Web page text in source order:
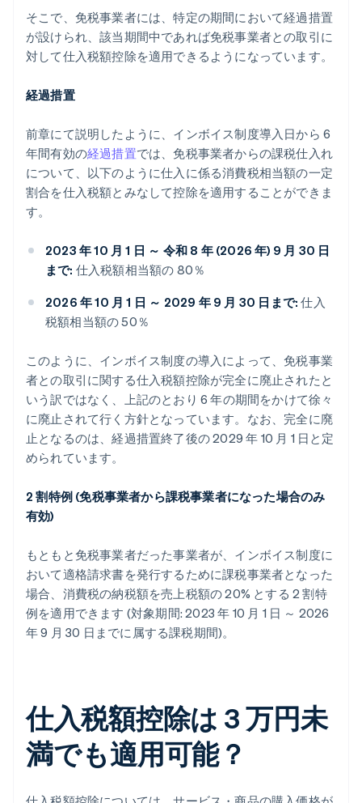
そこで、免税事業者には、特定の期間において経過措置
が設けられ、該当期間中であれば免税事業者との取引に
対して仕入税額控除を適用できるようになっています。
経過措置
前章にて説明したように、インボイス制度導入日から 6
年間有効の経過措置では、免税事業者からの課税仕入れ
について、以下のように仕入に係る消費税相当額の一定
割合を仕入税額とみなして控除を適用することができま
す。
2023 年 10 月 1 日 ～ 令和 8 年 (2026 年) 9 月 30 日
まで: 仕入税額相当額の 80％
2026 年 10 月 1 日 ～ 2029 年 9 月 30 日まで: 仕入
税額相当額の 50％
このように、インボイス制度の導入によって、免税事業
者との取引に関する仕入税額控除が完全に廃止されたと
いう訳ではなく、上記のとおり 6 年の期間をかけて徐々
に廃止されて行く方針となっています。なお、完全に廃
止となるのは、経過措置終了後の 2029 年 10 月 1 日と定
められています。
2 割特例 (免税事業者から課税事業者になった場合のみ
有効)
もともと免税事業者だった事業者が、インボイス制度に
おいて適格請求書を発行するために課税事業者となった
場合、消費税の納税額を売上税額の 20% とする 2 割特
例を適用できます (対象期間: 2023 年 10 月 1 日 ～ 2026
年 9 月 30 日までに属する課税期間)。
仕入税額控除は 3 万円未
満でも適用可能？